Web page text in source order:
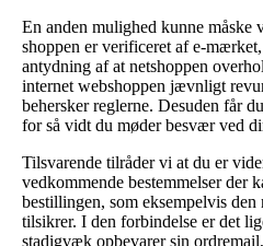
En anden mulighed kunne måske
shoppen er verificeret af e-
antydning af at netshoppen
internet webshoppen jævnligt
behersker reglerne. Desuden får
for så vidt du møder besvær ved
Tilsvarende tilråder vi at du er
vedkommende bestemmelser der
bestillingen, som eksempelvis den
tilsikrer. I den forbindelse er det
stadigvæk opbevarer sin